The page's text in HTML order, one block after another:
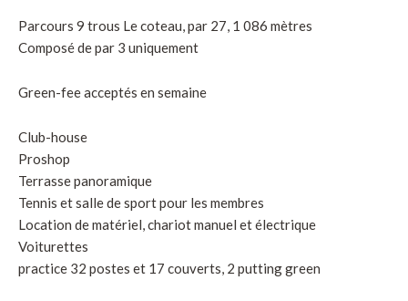
Parcours 9 trous Le coteau, par 27, 1 086 mètres
Composé de par 3 uniquement
Green-fee acceptés en semaine
Club-house
Proshop
Terrasse panoramique
Tennis et salle de sport pour les membres
Location de matériel, chariot manuel et électrique
Voiturettes
practice 32 postes et 17 couverts, 2 putting green